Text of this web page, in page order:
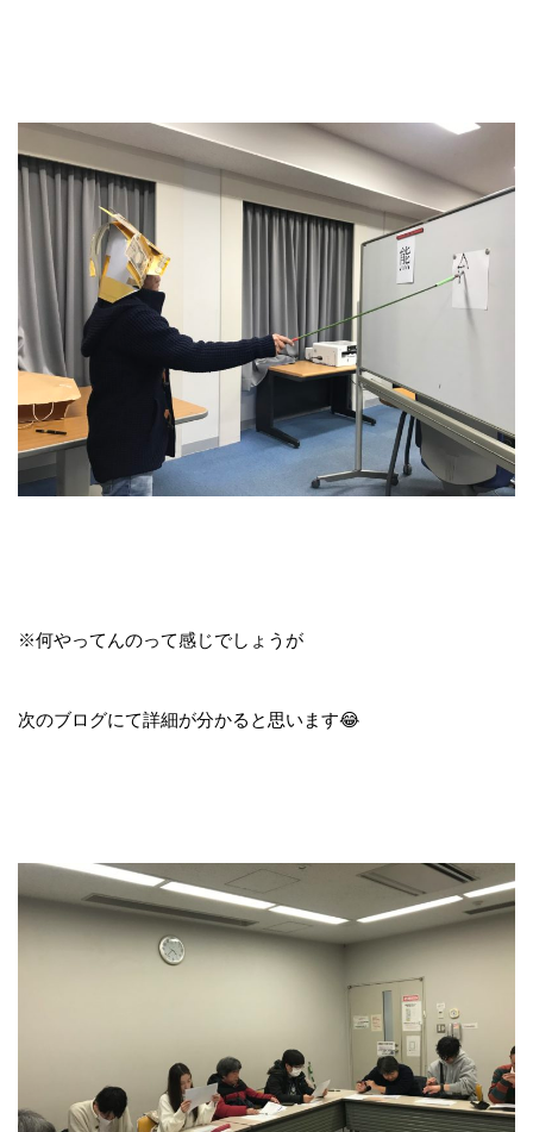
※何やってんのって感じでしょうが
次のブログにて詳細が分かると思います😂